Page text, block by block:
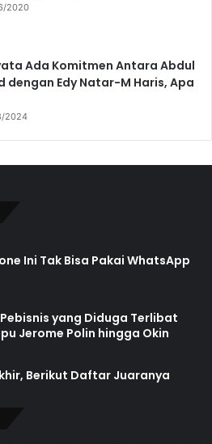
2020
Ada Komitmen Antara Abdul
dengan Edy Natar-M Haris, Apa
2024
Ini Tak Bisa Pakai WhatsApp
yang Diduga Terlibat
Jerome Polin hingga Okin
Berikut Daftar Juaranya